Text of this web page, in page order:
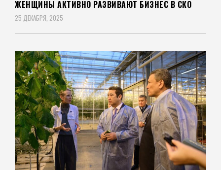
ЖЕНЩИНЫ АКТИВНО РАЗВИВАЮТ БИЗНЕС В СКО
25 ДЕКАБРЯ, 2025